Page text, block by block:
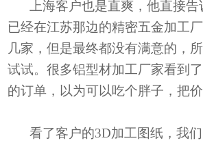
上海客户也是直爽，他直接
已经在江苏那边的精密五金加工
几家，但是最终都没有满意的，
试试。很多铝型材加工厂家看到
的订单，以为可以吃个胖子，把价
看了客户的3D加工图纸，我